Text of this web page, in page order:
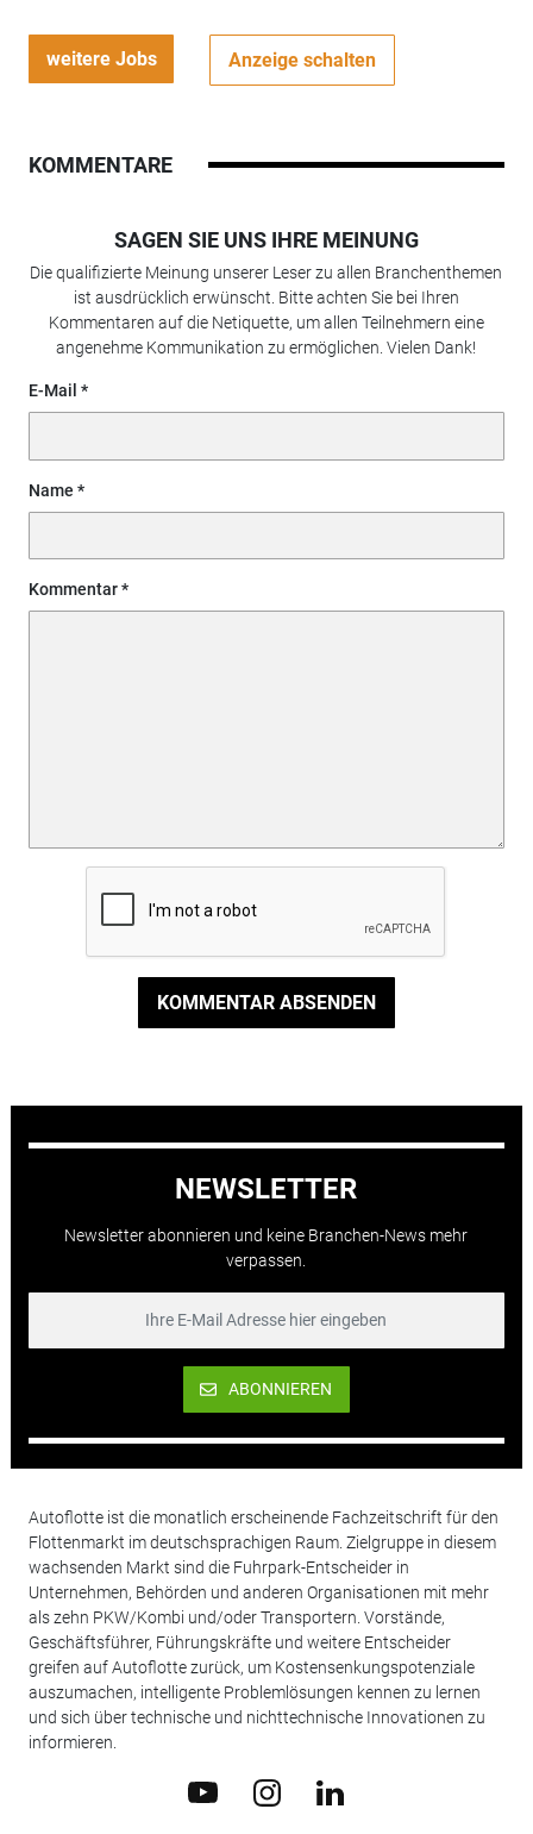
weitere Jobs Anzeige schalten
KOMMENTARE
SAGEN SIE UNS IHRE MEINUNG
Die qualifizierte Meinung unserer Leser zu allen Branchenthemen
ist ausdrücklich erwünscht. Bitte achten Sie bei Ihren
Kommentaren auf die Netiquette, um allen Teilnehmern eine
angenehme Kommunikation zu ermöglichen. Vielen Dank!
E-Mail
Name
Kommentar
KOMMENTAR ABSENDEN
NEWSLETTER
Newsletter abonnieren und keine Branchen-News mehr
verpassen.
ABONNIEREN
Autoflotte ist die monatlich erscheinende Fachzeitschrift für den
Flottenmarkt im deutschsprachigen Raum. Zielgruppe in diesem
wachsenden Markt sind die Fuhrpark-Entscheider in
Unternehmen, Behörden und anderen Organisationen mit mehr
als zehn PKW/Kombi und/oder Transportern. Vorstände,
Geschäftsführer, Führungskräfte und weitere Entscheider
greifen auf Autoflotte zurück, um Kostensenkungspotenziale
auszumachen, intelligente Problemlösungen kennen zu lernen
und sich über technische und nichttechnische Innovationen zu
informieren.